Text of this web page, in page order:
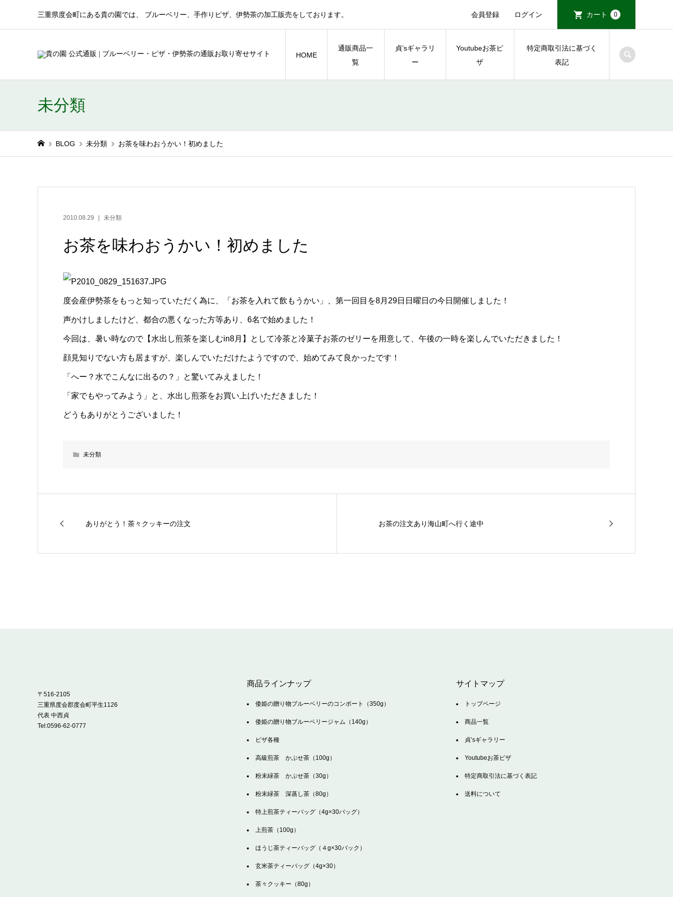
三重県度会町にある貴の園では、 ブルーベリー、手作りピザ、伊勢茶の加工販売をしております。 会員登録 ログイン カート 0
HOME
通販商品一
覧
貞’sギャラリ
ー
Youtubeお茶ピ
ザ
特定商取引法に基づく
表記
未分類
BLOG 未分類 お茶を味わおうかい！初めました
2010.08.29 未分類
お茶を味わおうかい！初めました
度会産伊勢茶をもっと知っていただく為に、「お茶を入れて飲もうかい」、第一回目を8月29日日曜日の今日開催しました！
声かけしましたけど、都合の悪くなった方等あり、6名で始めました！
今回は、暑い時なので【水出し煎茶を楽しむin8月】として冷茶と冷菓子お茶のゼリーを用意して、午後の一時を楽しんでいただきました！
顔見知りでない方も居ますが、楽しんでいただけたようですので、始めてみて良かったです！
「へー？水でこんなに出るの？」と驚いてみえました！
「家でもやってみよう」と、水出し煎茶をお買い上げいただきました！
どうもありがとうございました！
未分類
ありがとう！茶々クッキーの注文 お茶の注文あり海山町へ行く途中
〒516-2105
三重県度会郡度会町平生1126
代表 中西貞
Tel:0596-62-0777
商品ラインナップ
倭姫の贈り物ブルーベリーのコンポート（350g）
倭姫の贈り物ブルーベリージャム（140g）
ピザ各種
高級煎茶 かぶせ茶（100g）
粉末緑茶 かぶせ茶（30g）
粉末緑茶 深蒸し茶（80g）
特上煎茶ティーバッグ（4g×30バッグ）
上煎茶（100g）
ほうじ茶ティーバッグ（４g×30バック）
玄米茶ティーバッグ（4g×30）
茶々クッキー（80g）
サイトマップ
トップページ
商品一覧
貞’sギャラリー
Youtubeお茶ピザ
特定商取引法に基づく表記
送料について